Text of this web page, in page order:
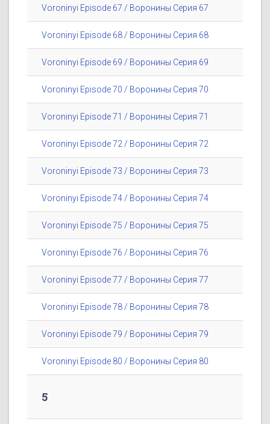
Voroninyi Episode 67 / Воронины Серия 67
Voroninyi Episode 68 / Воронины Серия 68
Voroninyi Episode 69 / Воронины Серия 69
Voroninyi Episode 70 / Воронины Серия 70
Voroninyi Episode 71 / Воронины Серия 71
Voroninyi Episode 72 / Воронины Серия 72
Voroninyi Episode 73 / Воронины Серия 73
Voroninyi Episode 74 / Воронины Серия 74
Voroninyi Episode 75 / Воронины Серия 75
Voroninyi Episode 76 / Воронины Серия 76
Voroninyi Episode 77 / Воронины Серия 77
Voroninyi Episode 78 / Воронины Серия 78
Voroninyi Episode 79 / Воронины Серия 79
Voroninyi Episode 80 / Воронины Серия 80
5